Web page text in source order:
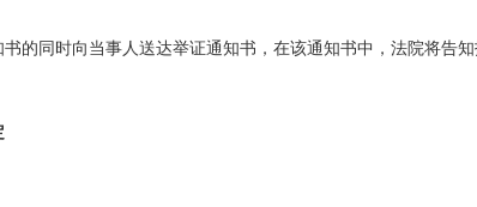
的同时向当事人送达举证通知书，在该通知书中，法院将告